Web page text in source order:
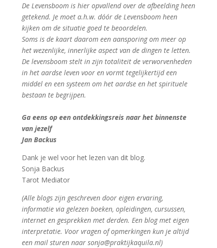
De Levensboom is hier opvallend over de afbeelding heen
getekend. Je moet a.h.w. dóór de Levensboom heen
kijken om de situatie goed te beoordelen.
Soms is de kaart daarom een aansporing om meer op
het wezenlijke, innerlijke aspect van de dingen te letten.
De levensboom stelt in zijn totaliteit de verworvenheden
in het aardse leven voor en vormt tegelijkertijd een
middel en een systeem om het aardse en het spirituele
bestaan te begrijpen.
Ga eens op een ontdekkingsreis naar het binnenste
van jezelf
Jan Backus
Dank je wel voor het lezen van dit blog.
Sonja Backus
Tarot Mediator
(Alle blogs zijn geschreven door eigen ervaring,
informatie via gelezen boeken, opleidingen, cursussen,
internet en gesprekken met derden. Een blog met eigen
interpretatie. Voor vragen of opmerkingen kun je altijd
een mail sturen naar sonja@praktijkaquila.nl)